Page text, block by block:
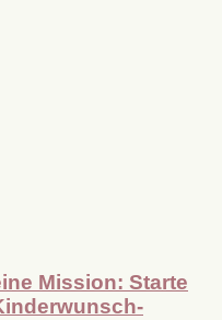
Mission: Starte